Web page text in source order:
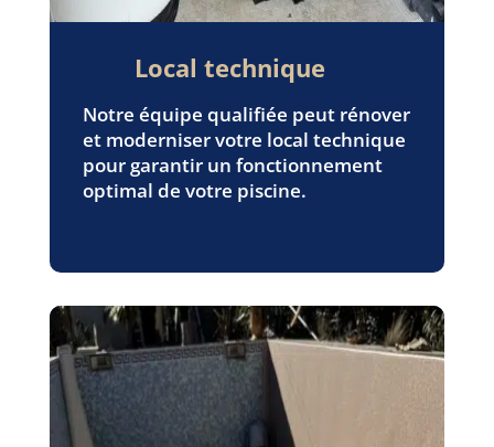
Local technique
Notre équipe qualifiée peut rénover
et moderniser votre local technique
pour garantir un fonctionnement
optimal de votre piscine.